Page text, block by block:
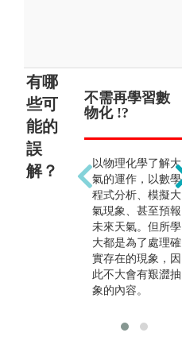
有哪
些可
能的
誤
解？
不需再學習數
物化 !?
以物理化學了解大
氣的運作，以數學
程式分析、模擬大
氣現象、甚至預報
未來天氣。但所學
大都是為了處理確
實存在的現象，因
此不大會有艱澀抽
象的內容。